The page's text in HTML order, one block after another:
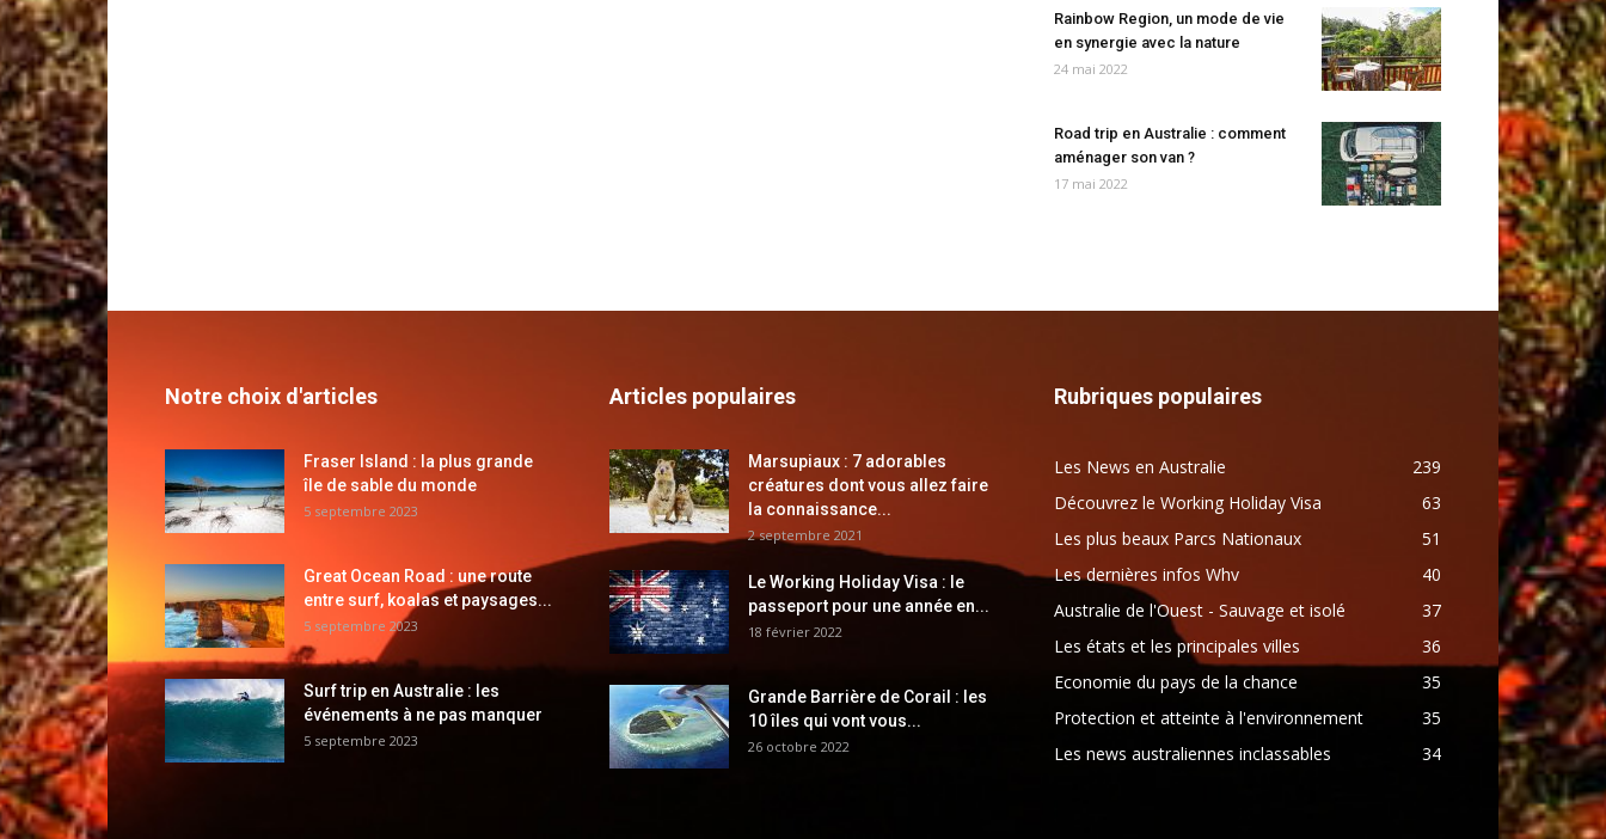
Rainbow Region, un mode de vie
en synergie avec la nature
24 mai 2022
Road trip en Australie : comment
aménager son van ?
17 mai 2022
Notre choix d'articles
Fraser Island : la plus grande
île de sable du monde
5 septembre 2023
Great Ocean Road : une route
entre surf, koalas et paysages...
5 septembre 2023
Surf trip en Australie : les
événements à ne pas manquer
5 septembre 2023
Articles populaires
Marsupiaux : 7 adorables
créatures dont vous allez faire
la connaissance...
2 septembre 2021
Le Working Holiday Visa : le
passeport pour une année en...
18 février 2022
Grande Barrière de Corail : les
10 îles qui vont vous...
26 octobre 2022
Rubriques populaires
Les News en Australie
239
Découvrez le Working Holiday Visa
63
Les plus beaux Parcs Nationaux
51
Les dernières infos Whv
40
Australie de l'Ouest - Sauvage et isolé
37
Les états et les principales villes
36
Economie du pays de la chance
35
Protection et atteinte à l'environnement
35
Les news australiennes inclassables
34